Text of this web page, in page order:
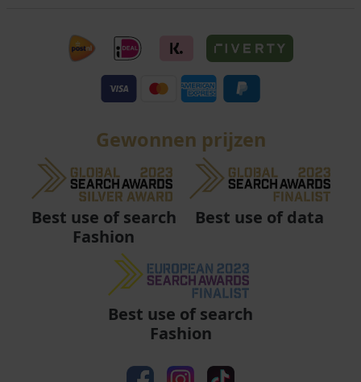
Gewonnen prijzen
Best use of search
Fashion
Best use of data
Best use of search
Fashion